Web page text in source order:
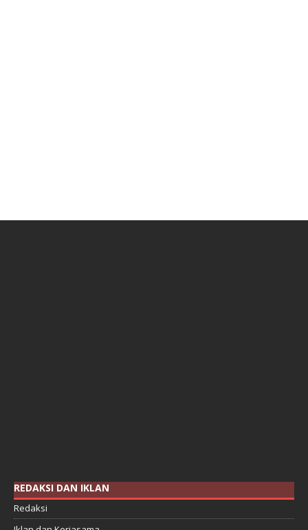
REDAKSI DAN IKLAN
Redaksi